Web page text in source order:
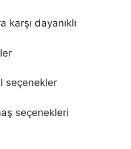
karşı dayanıklı
seçenekler
seçenekleri